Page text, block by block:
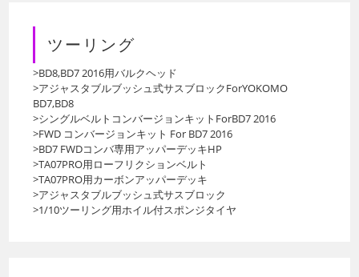
ツーリング
>BD8,BD7 2016用バルクヘッド
>アジャスタブルブッシュ式サスブロックForYOKOMO
BD7,BD8
>シングルベルトコンバージョンキットForBD7 2016
>FWD コンバージョンキット For BD7 2016
>BD7 FWDコンバ専用アッパーデッキHP
>TA07PRO用ローフリクションベルト
>TA07PRO用カーボンアッパーデッキ
>アジャスタブルブッシュ式サスブロック
>1/10ツーリング用ホイル付スポンジタイヤ